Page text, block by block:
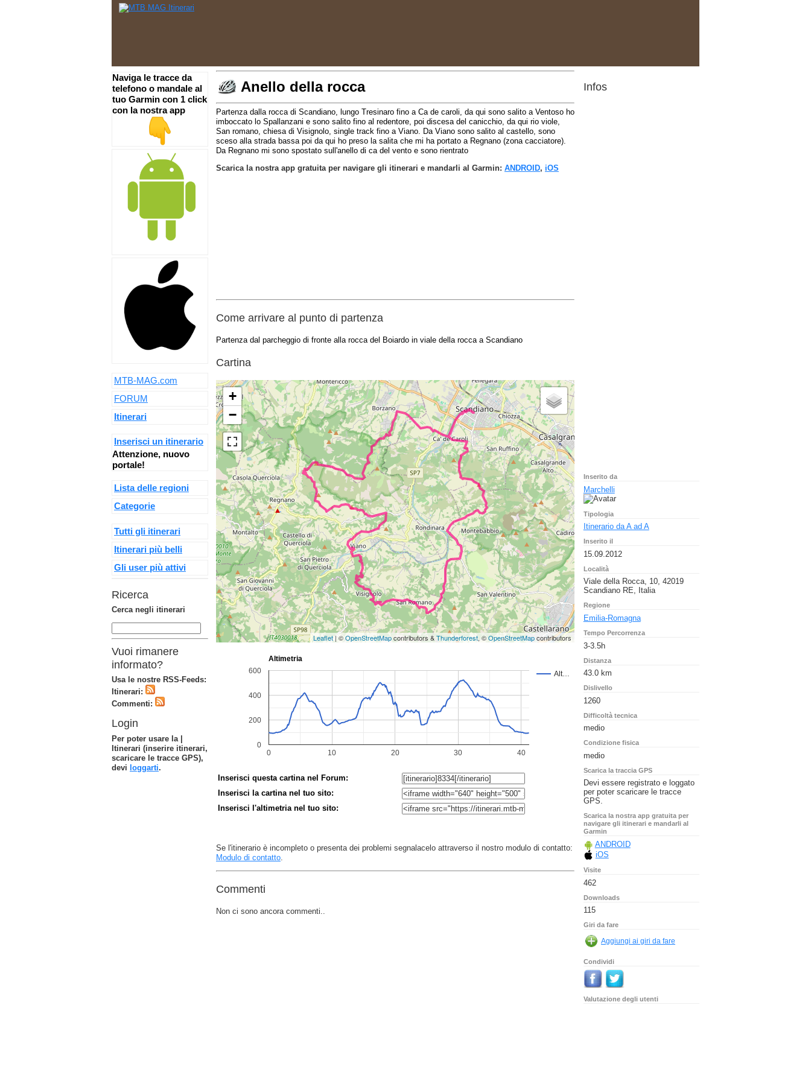
Anello della rocca
Partenza dalla rocca di Scandiano, lungo Tresinaro fino a Ca de caroli, da qui sono salito a Ventoso ho
imboccato lo Spallanzani e sono salito fino al redentore, poi discesa del canicchio, da qui rio viole,
San romano, chiesa di Visignolo, single track fino a Viano. Da Viano sono salito al castello, sono
sceso alla strada bassa poi da qui ho preso la salita che mi ha portato a Regnano (zona cacciatore).
Da Regnano mi sono spostato sull'anello di ca del vento e sono rientrato
Scarica la nostra app gratuita per navigare gli itinerari e mandarli al Garmin: ANDROID, iOS
Come arrivare al punto di partenza
Partenza dal parcheggio di fronte alla rocca del Boiardo in viale della rocca a Scandiano
Cartina
+
−
Leaflet| ©OpenStreetMapcontributors &Thunderforest , ©OpenStreetMapcontributors
Inserisci questa cartina nel Forum:
Inserisci la cartina nel tuo sito:
Inserisci l'altimetria nel tuo sito:
Se l'itinerario è incompleto o presenta dei problemi segnalacelo attraverso il nostro modulo di contatto:
Modulo di contatto.
Commenti
Non ci sono ancora commenti..
Infos
Inserito da
Marchelli
Tipologia
Itinerario da A ad A
Inserito il
15.09.2012
Località
Viale della Rocca, 10, 42019
Scandiano RE, Italia
Regione
Emilia-Romagna
Tempo Percorrenza
3-3.5h
Distanza
43.0 km
Dislivello
1260
Difficoltà tecnica
medio
Condizione fisica
medio
Scarica la traccia GPS
Devi essere registrato e loggato
per poter scaricare le tracce
GPS.
Scarica la nostra app gratuita per
navigare gli itinerari e mandarli al
Garmin
ANDROID
iOS
Visite
462
Downloads
115
Giri da fare
Condividi
Valutazione degli utenti
Naviga le tracce da
telefono o mandale al
tuo Garmin con 1 click
con la nostra app
MTB-MAG.com
FORUM
Itinerari
Inserisci un itinerario
Attenzione, nuovo
portale!
Lista delle regioni
Categorie
Tutti gli itinerari
Itinerari più belli
Gli user più attivi
Ricerca
Cerca negli itinerari
Vuoi rimanere
informato?
Usa le nostre RSS-Feeds:
Itinerari:
Commenti:
Login
Per poter usare la |
Itinerari (inserire itinerari,
scaricare le tracce GPS),
devi loggarti.